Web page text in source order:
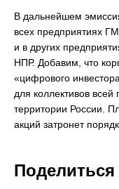
В дальнейшем
всех предприятиях
и в других
НПР. Добавим, что
«цифрового
для коллективов
территории России.
акций затронет
Поделиться